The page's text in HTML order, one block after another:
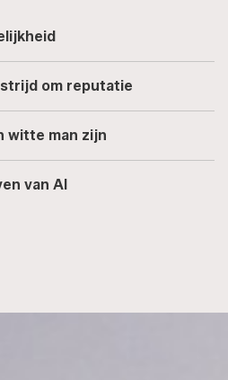
om reputatie
witte man zijn
van AI